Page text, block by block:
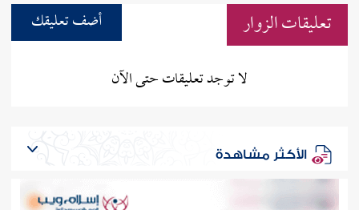
تعليقات الزوار
أضف تعليقك
لا توجد تعليقات حتى الآن
الأكثر مشاهدة